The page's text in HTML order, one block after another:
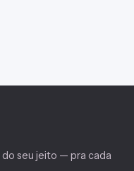
seu jeito — pra cada